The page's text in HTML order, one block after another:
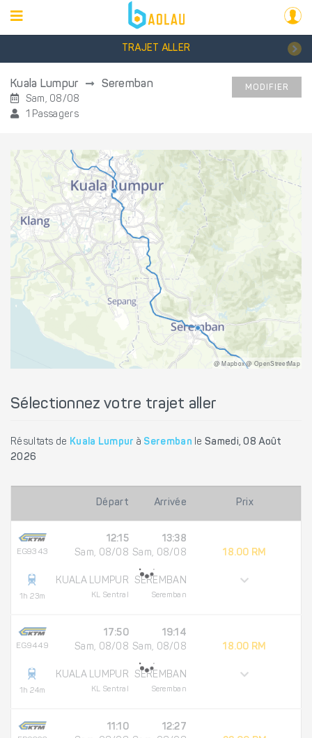
TRAJET ALLER
Kuala Lumpur Seremban
Sam, 08/08
1 Passagers
MODIFIER
@ Mapbox @ OpenStreetMap
Sélectionnez votre trajet aller
Résultats de Kuala Lumpur à Seremban leSamedi, 08 Août
2026
Départ Arrivée Prix
EG9343
1h 23m
12:15
Sam, 08/08
KUALA LUMPUR
KL Sentral
13:38
Sam, 08/08
SEREMBAN
Seremban
18.00 RM
EG9449
1h 24m
17:50
Sam, 08/08
KUALA LUMPUR
KL Sentral
19:14
Sam, 08/08
SEREMBAN
Seremban
18.00 RM
11:10
12:27